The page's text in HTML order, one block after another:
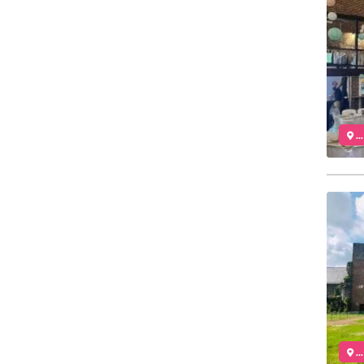
...
...